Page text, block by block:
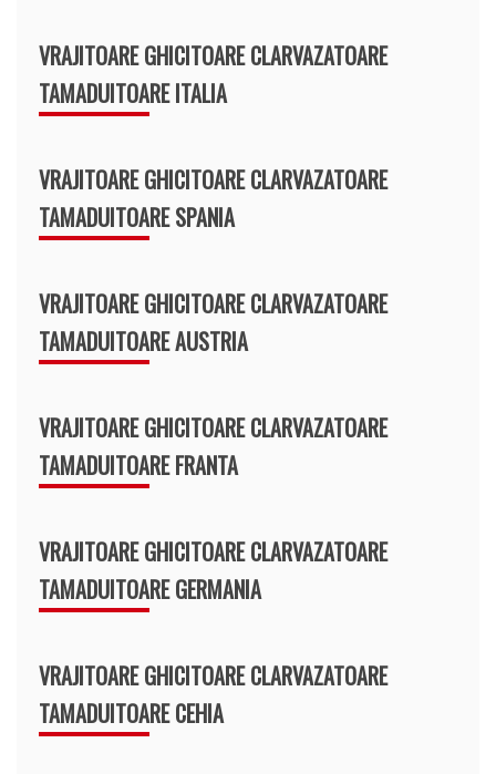
VRAJITOARE GHICITOARE CLARVAZATOARE
TAMADUITOARE ITALIA
VRAJITOARE GHICITOARE CLARVAZATOARE
TAMADUITOARE SPANIA
VRAJITOARE GHICITOARE CLARVAZATOARE
TAMADUITOARE AUSTRIA
VRAJITOARE GHICITOARE CLARVAZATOARE
TAMADUITOARE FRANTA
VRAJITOARE GHICITOARE CLARVAZATOARE
TAMADUITOARE GERMANIA
VRAJITOARE GHICITOARE CLARVAZATOARE
TAMADUITOARE CEHIA